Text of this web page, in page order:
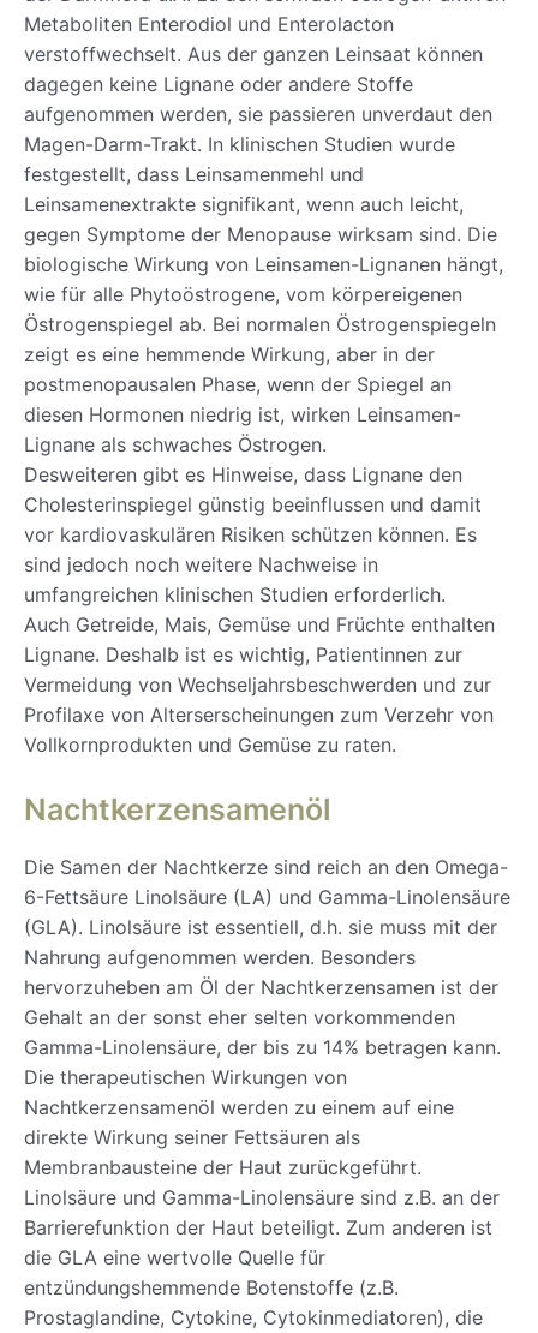
Metaboliten Enterodiol und Enterolacton
verstoffwechselt. Aus der ganzen Leinsaat können
dagegen keine Lignane oder andere Stoffe
aufgenommen werden, sie passieren unverdaut den
Magen-Darm-Trakt. In klinischen Studien wurde
festgestellt, dass Leinsamenmehl und
Leinsamenextrakte signifikant, wenn auch leicht,
gegen Symptome der Menopause wirksam sind. Die
biologische Wirkung von Leinsamen-Lignanen hängt,
wie für alle Phytoöstrogene, vom körpereigenen
Östrogenspiegel ab. Bei normalen Östrogenspiegeln
zeigt es eine hemmende Wirkung, aber in der
postmenopausalen Phase, wenn der Spiegel an
diesen Hormonen niedrig ist, wirken Leinsamen-
Lignane als schwaches Östrogen.
Desweiteren gibt es Hinweise, dass Lignane den
Cholesterinspiegel günstig beeinflussen und damit
vor kardiovaskulären Risiken schützen können. Es
sind jedoch noch weitere Nachweise in
umfangreichen klinischen Studien erforderlich.
Auch Getreide, Mais, Gemüse und Früchte enthalten
Lignane. Deshalb ist es wichtig, Patientinnen zur
Vermeidung von Wechseljahrsbeschwerden und zur
Profilaxe von Alterserscheinungen zum Verzehr von
Vollkornprodukten und Gemüse zu raten.
Nachtkerzensamenöl
Die Samen der Nachtkerze sind reich an den Omega-
6-Fettsäure Linolsäure (LA) und Gamma-Linolensäure
(GLA). Linolsäure ist essentiell, d.h. sie muss mit der
Nahrung aufgenommen werden. Besonders
hervorzuheben am Öl der Nachtkerzensamen ist der
Gehalt an der sonst eher selten vorkommenden
Gamma-Linolensäure, der bis zu 14% betragen kann.
Die therapeutischen Wirkungen von
Nachtkerzensamenöl werden zu einem auf eine
direkte Wirkung seiner Fettsäuren als
Membranbausteine der Haut zurückgeführt.
Linolsäure und Gamma-Linolensäure sind z.B. an der
Barrierefunktion der Haut beteiligt. Zum anderen ist
die GLA eine wertvolle Quelle für
entzündungshemmende Botenstoffe (z.B.
Prostaglandine, Cytokine, Cytokinmediatoren), die